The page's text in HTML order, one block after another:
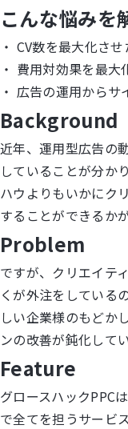
こんな悩みを
・ CV数を最大化させ
・ 費用対効果を最大
・ 広告の運用から
Background
近年、運用型広告の
していることが分か
ハウよりもいかにク
することができるか
Problem
ですが、クリエイテ
くが外注をしている
しい企業様のもどか
ンの改善が鈍化してい
Feature
グロースハックPPC
で全てを担うサービ